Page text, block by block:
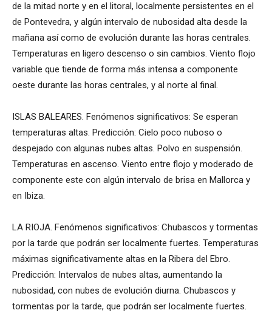
de la mitad norte y en el litoral, localmente persistentes en el
de Pontevedra, y algún intervalo de nubosidad alta desde la
mañana así como de evolución durante las horas centrales.
Temperaturas en ligero descenso o sin cambios. Viento flojo
variable que tiende de forma más intensa a componente
oeste durante las horas centrales, y al norte al final.
ISLAS BALEARES. Fenómenos significativos: Se esperan
temperaturas altas. Predicción: Cielo poco nuboso o
despejado con algunas nubes altas. Polvo en suspensión.
Temperaturas en ascenso. Viento entre flojo y moderado de
componente este con algún intervalo de brisa en Mallorca y
en Ibiza.
LA RIOJA. Fenómenos significativos: Chubascos y tormentas
por la tarde que podrán ser localmente fuertes. Temperaturas
máximas significativamente altas en la Ribera del Ebro.
Predicción: Intervalos de nubes altas, aumentando la
nubosidad, con nubes de evolución diurna. Chubascos y
tormentas por la tarde, que podrán ser localmente fuertes.